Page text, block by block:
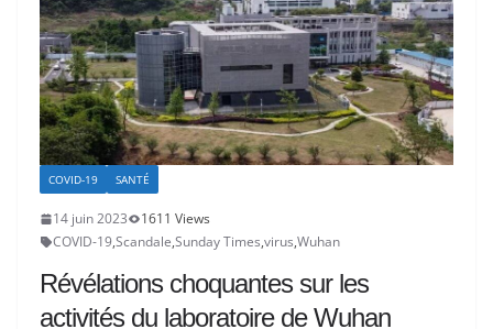
COVID-19 SANTÉ
14 juin 2023
1611 Views
COVID-19,Scandale,Sunday Times,virus,Wuhan
Révélations choquantes sur les
activités du laboratoire de Wuhan